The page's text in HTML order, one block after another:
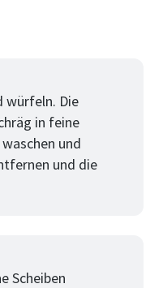
würfeln. Die
in feine
und
und die
Scheiben